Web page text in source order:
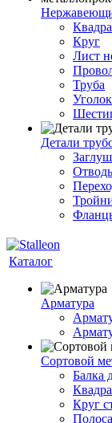
Круг
Лист
Труба
Детали
Каталог
Арматура
Сортовой
Балка
Круг